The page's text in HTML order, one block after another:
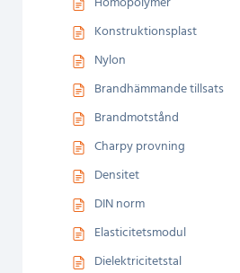
Konstruktionsplast
Nylon
Brandhämmande tillsats
Brandmotstånd
Charpy provning
Densitet
DIN norm
Elasticitetsmodul
Dielektricitetstal